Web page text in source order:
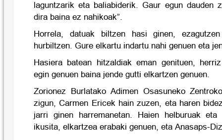
laguntzarik eta baliabiderik. Gaur egun dauden
dira baina ez nahikoak”.
Horrela, datuak biltzen hasi ginen, ezagutzen
hurbiltzen. Gure elkartu indartu nahi genuen eta
Hasiera batean hitzaldiak eman genituen,
egin genuen baina jende gutti elkartzen genuen.
Zorionez Burlatako Adimen Osasuneko
zigun, Carmen Ericek hain zuzen, eta haren
jarri ginen harremanetan. Haien helburuak
ikusita, elkartzea erabaki genuen, eta Anasaps-